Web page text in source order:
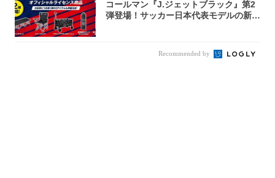
コールマン『J.ジェットブラック』第2
弾登場！サッカー日本代表モデルの新作
Recommended by